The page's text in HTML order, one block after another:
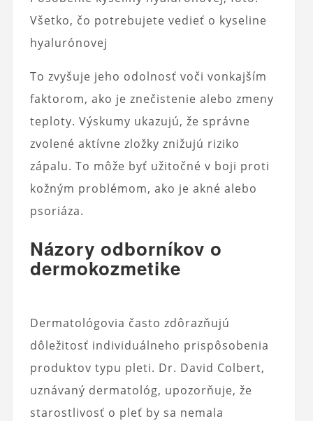
Všetko, čo potrebujete vedieť o kyseline
hyalurónovej
To zvyšuje jeho odolnosť voči vonkajším
faktorom, ako je znečistenie alebo zmeny
teploty. Výskumy ukazujú, že správne
zvolené aktívne zložky znižujú riziko
zápalu. To môže byť užitočné v boji proti
kožným problémom, ako je akné alebo
psoriáza.
Názory odborníkov o
dermokozmetike
Dermatológovia často zdôrazňujú
dôležitosť individuálneho prispôsobenia
produktov typu pleti. Dr. David Colbert,
uznávaný dermatológ, upozorňuje, že
starostlivosť o pleť by sa nemala